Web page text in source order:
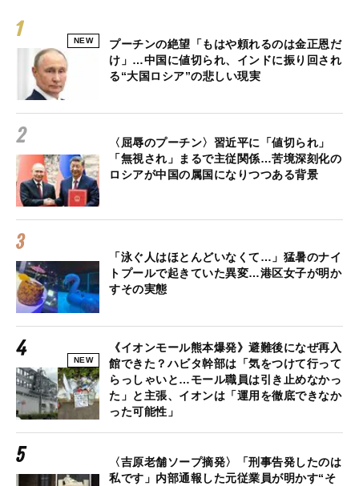
NEW
プーチンの絶望「もはや頼れるのは金正恩だ
け」…中国に値切られ、インドに振り回され
る“大国ロシア”の悲しい現実
〈屈辱のプーチン〉習近平に「値切られ」
「無視され」まるで主従関係…苦境深刻化の
ロシアが中国の属国になりつつある背景
「泳ぐ人はほとんどいなくて…」猛暑のナイ
トプールで起きていた異変…港区女子が明か
すその実態
NEW
《イオンモール熊本爆発》避難後になぜ再入
館できた？ハビタ幹部は「気をつけて行って
らっしゃいと…モール職員は引き止めなかっ
た」と主張、イオンは「運用を徹底できなか
った可能性」
〈吉原老舗ソープ摘発〉「刑事告発したのは
私です」内部通報した元従業員が明かす“そ